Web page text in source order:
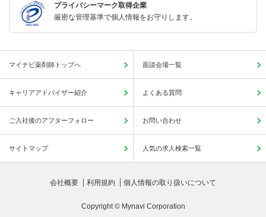
プライバシーマーク取得企業
厳密な管理基準で個人情報をお守りします。
マイナビ薬剤師トップへ 面談会場一覧
キャリアアドバイザー紹介 よくある質問
ご入社後のアフターフォロー お問い合わせ
サイトマップ 人気の求人検索一覧
会社概要 利用規約 個人情報の取り扱いについて
Copyright © Mynavi Corporation